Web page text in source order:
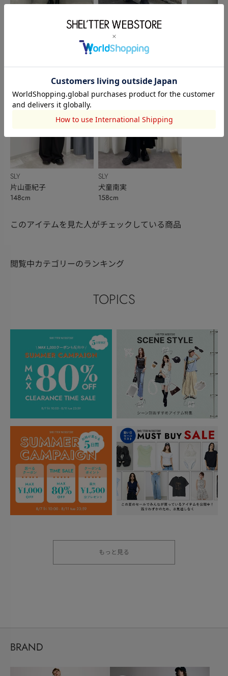
SLY
片山亜紀子
148cm
本社STAFF
須田 ももか
158cm
SLY
犬童南実
158cm
このアイテムを見た人がチェックしている商品
閲覧中カテゴリーのランキング
TOPICS
もっと見る
BRAND